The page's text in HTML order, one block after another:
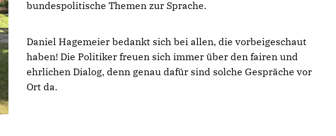
bundespolitische Themen zur Sprache.
Daniel Hagemeier bedankt sich bei allen, die vorbeigeschaut
haben! Die Politiker freuen sich immer über den fairen und
ehrlichen Dialog, denn genau dafür sind solche Gespräche vor
Ort da.